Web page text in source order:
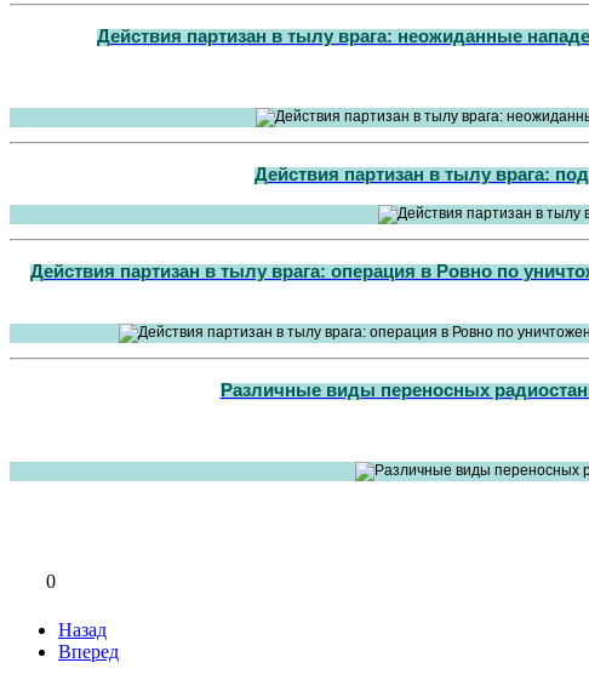
Действия партизан в тылу врага: неожиданные
Действия партизан в тылу врага:
Действия партизан в тылу врага: операция в Ровно по
Различные виды переносных
0
Назад
Вперед